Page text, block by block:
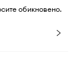
обикновено.